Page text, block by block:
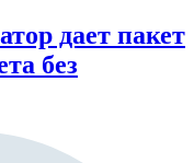
дает пакет
без